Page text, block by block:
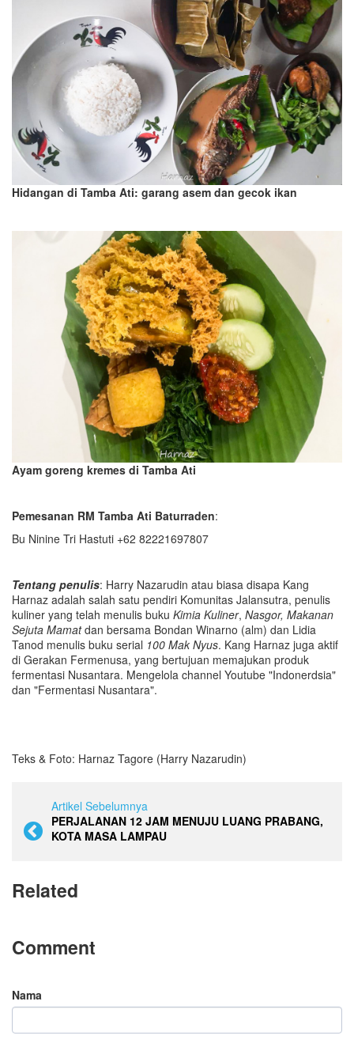
Hidangan di Tamba Ati: garang asem dan gecok ikan
Ayam goreng kremes di Tamba Ati
Pemesanan RM Tamba Ati Baturraden:
Bu Ninine Tri Hastuti +62 82221697807
Tentang penulis: Harry Nazarudin atau biasa disapa Kang
Harnaz adalah salah satu pendiri Komunitas Jalansutra, penulis
kuliner yang telah menulis buku Kimia Kuliner, Nasgor, Makanan
Sejuta Mamatdan bersama Bondan Winarno (alm) dan Lidia
Tanod menulis buku serial 100 Mak Nyus. Kang Harnaz juga aktif
di Gerakan Fermenusa, yang bertujuan memajukan produk
fermentasi Nusantara. Mengelola channel Youtube "Indonerdsia"
dan "Fermentasi Nusantara".
Teks & Foto: Harnaz Tagore (Harry Nazarudin)
Artikel Sebelumnya
PERJALANAN 12 JAM MENUJU LUANG PRABANG,
KOTA MASA LAMPAU
Related
Comment
Nama